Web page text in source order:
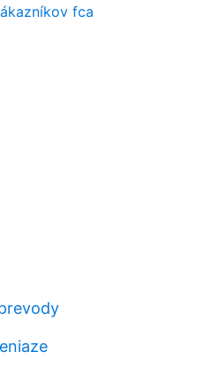
fca